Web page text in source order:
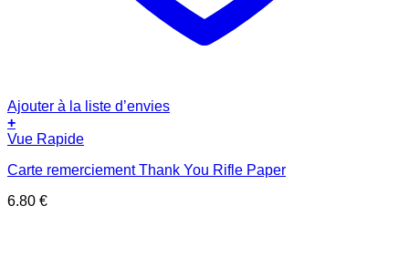
Ajouter à la liste d’envies
+
Vue Rapide
Carte remerciement Thank You Rifle Paper
6.80 €